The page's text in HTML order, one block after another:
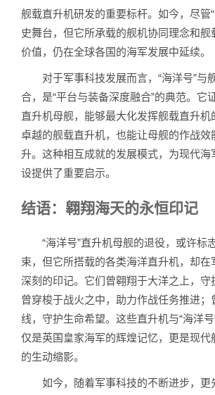
舰载直升机研发的重要标杆。如今，尽管
史舞台，但它所承载的舰机协同理念和舰
价值，仍在全球各国的海军发展中延续。
对于军事科技发展而言，“海洋号”与
合，是“平台与装备深度融合”的典范。它
直升机母舰，能够最大化发挥舰载直升机
卓越的舰载直升机，也能让母舰的作战效
升。这种相互成就的发展模式，为现代海
设提供了重要启示。
结语：翱翔海天的永恒印记
“海洋号”直升机母舰的退役，或许标
束，但它所搭载的各类海洋直升机，却在
深刻的印记。它们曾翱翔于大洋之上，守
曾穿梭于战火之中，助力作战任务推进；
线，守护生命希望。这些直升机与“海洋
仅是英国皇家海军的辉煌记忆，更是现代
的生动缩影。
如今，随着军事科技的不断进步，更